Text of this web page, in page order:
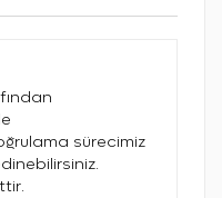
sürecimiz